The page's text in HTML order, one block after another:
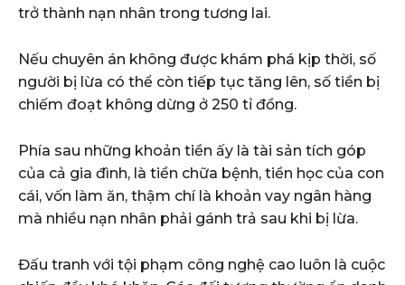
trở thành nạn nhân trong tương lai.
Nếu chuyên án không được khám phá kịp thời, số
người bị lừa có thể còn tiếp tục tăng lên, số tiền bị
chiếm đoạt không dừng ở 250 tỉ đồng.
Phía sau những khoản tiền ấy là tài sản tích góp
của cả gia đình, là tiền chữa bệnh, tiền học của con
cái, vốn làm ăn, thậm chí là khoản vay ngân hàng
mà nhiều nạn nhân phải gánh trả sau khi bị lừa.
Đấu tranh với tội phạm công nghệ cao luôn là cuộc